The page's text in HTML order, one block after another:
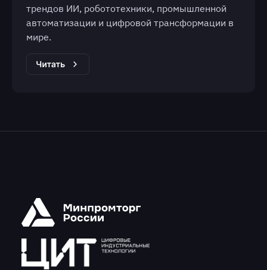
трендов ИИ, робототехники, промышленной
автоматизации и цифровой трансформации в
мире.